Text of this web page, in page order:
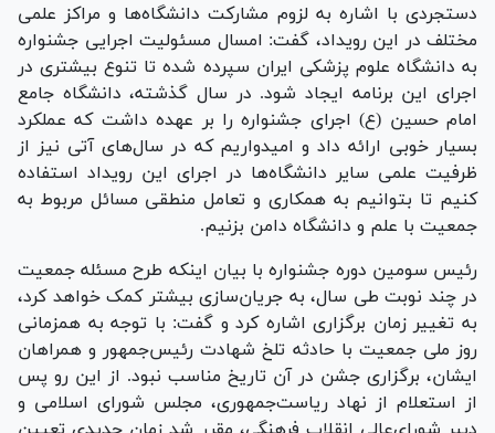
دستجردی با اشاره به لزوم مشارکت دانشگاه‌ها و مراکز علمی
مختلف در این رویداد، گفت: امسال مسئولیت اجرایی جشنواره
به دانشگاه علوم پزشکی ایران سپرده شده تا تنوع بیشتری در
اجرای این برنامه ایجاد شود. در سال گذشته، دانشگاه جامع
امام حسین (ع) اجرای جشنواره را بر عهده داشت که عملکرد
بسیار خوبی ارائه داد و امیدواریم که در سال‌های آتی نیز از
ظرفیت علمی سایر دانشگاه‌ها در اجرای این رویداد استفاده
کنیم تا بتوانیم به همکاری و تعامل منطقی مسائل مربوط به
جمعیت با علم و دانشگاه دامن بزنیم.
رئیس سومین دوره جشنواره با بیان اینکه طرح مسئله جمعیت
در چند نوبت طی سال، به جریان‌سازی بیشتر کمک خواهد کرد،
به تغییر زمان برگزاری اشاره کرد و گفت: با توجه به همزمانی
روز ملی جمعیت با حادثه تلخ شهادت رئیس‌جمهور و همراهان
ایشان، برگزاری جشن در آن تاریخ مناسب نبود. از این رو پس
از استعلام از نهاد ریاست‌جمهوری، مجلس شورای اسلامی و